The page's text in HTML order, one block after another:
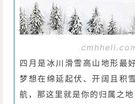
四月是冰川滑雪高山地形最
梦想在绵延起伏、开阔且积
航，那这里就是你的归属之地